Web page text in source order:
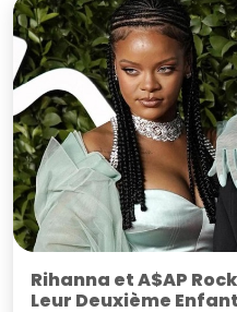
Rihanna et A$AP
Leur Deuxième Enfant